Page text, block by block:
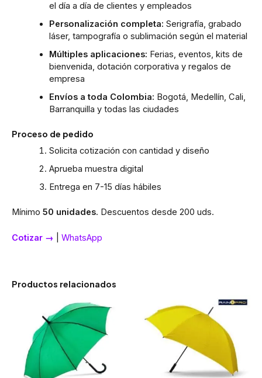
el día a día de clientes y empleados
Personalización completa: Serigrafía, grabado
láser, tampografía o sublimación según el material
Múltiples aplicaciones: Ferias, eventos, kits de
bienvenida, dotación corporativa y regalos de
empresa
Envíos a toda Colombia: Bogotá, Medellín, Cali,
Barranquilla y todas las ciudades
Proceso de pedido
Solicita cotización con cantidad y diseño
Aprueba muestra digital
Entrega en 7-15 días hábiles
Mínimo 50 unidades. Descuentos desde 200 uds.
Cotizar → WhatsApp
Productos relacionados